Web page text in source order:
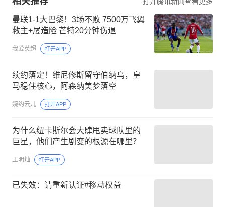
曼联1-1大巴黎！3场不败 7500万飞翼
救主+屡造险 芒特20分钟伤退
我爱英超 打开APP
续约落定！维尼修斯留守伯纳乌，皇
马稳住核心，阿森纳美梦落空
婉约云儿 打开APP
为什么纽卡斯尔会大肆甩卖球队里的
巨星，他们产生剧变的根源在哪里？
王明灿 打开APP
已失效：请重新认证#移动权益